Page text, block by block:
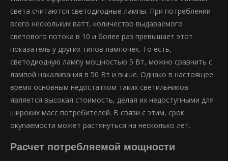
света считаются светодиодные лампы. При потреблении
всего нескольких ватт, количество выдаваемого
светового потока в 10 и более раз превышает этот
показатель у других типов лампочек. То есть,
светодиодную лампу мощностью 5 Вт, можно сравнить с
лампой накаливания в 50 Вт и выше. Однако в настоящее
время основным недостатком таких светильников
является высокая стоимость, делая их недоступными для
широких масс потребителей. В связи с этим, срок
окупаемости может растянуться на несколько лет.
Расчет потребляемой мощности